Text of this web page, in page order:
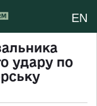
EN
удару по